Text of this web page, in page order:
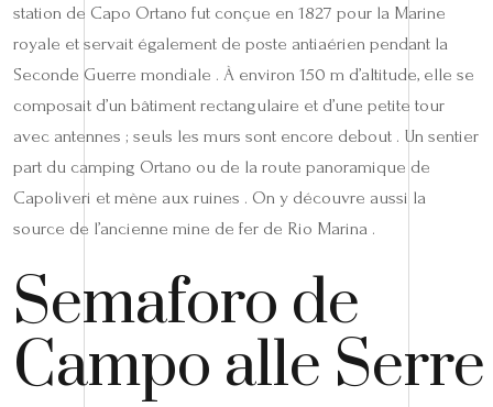
station de Capo Ortano fut conçue en 1827 pour la Marine
royale et servait également de poste antiaérien pendant la
Seconde Guerre mondiale . À environ 150 m d’altitude, elle se
composait d’un bâtiment rectangulaire et d’une petite tour
avec antennes ; seuls les murs sont encore debout . Un sentier
part du camping Ortano ou de la route panoramique de
Capoliveri et mène aux ruines . On y découvre aussi la
source de l’ancienne mine de fer de Rio Marina .
Semaforo de
Campo alle Serre